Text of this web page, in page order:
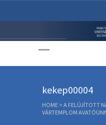
kekep00004
HOME > A FELÚJÍTOTT
VÁRTEMPLOM